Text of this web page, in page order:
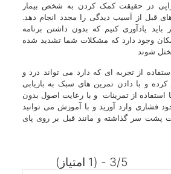
در حقیقت کمک کردن به شخص بیمار
قبل از آسیب دیدگی را مجدد انجام دهد.
باید یادآوری کنیم که بدون داشتن برنامه
وجود دارد که مشکلات شما تشدید شده
شوند
از تجربه ای که دارد می تواند درد و
و با دادن تمرین های سبک به بازیابی
از تمرینات و با رعایت اصول بدون
فشاری وارد آورید و با آموزش می توانید
پشت سر گذاشته و مانند قبل بر روی پای
3/5 - (1 امتیاز)